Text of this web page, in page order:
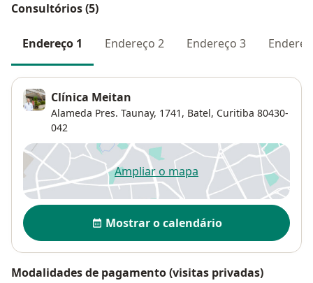
Consultórios (5)
Endereço 1 Endereço 2 Endereço 3
Clínica Meitan
Alameda Pres. Taunay, 1741, Batel, Curitiba 80430-
042
Ampliar o mapaabre num novo separador
Disponibilidade
Mostrar o calendário
Modalidades de pagamento (visitas privadas)